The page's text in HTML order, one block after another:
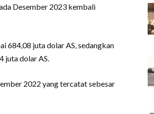
Desember 2023 kembali
684,08 juta dolar AS, sedangkan
juta dolar AS.
2022 yang tercatat sebesar